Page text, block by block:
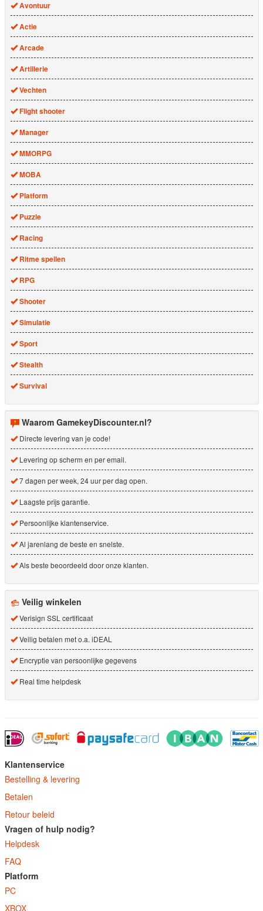
Avontuur
Actie
Arcade
Artillerie
Vechten
Flight shooter
Manager
MMORPG
MOBA
Platform
Puzzle
Racing
Ritme spellen
RPG
Shooter
Simulatie
Sport
Stealth
Survival
Waarom GamekeyDiscounter.nl?
Directe levering van je code!
Levering op scherm en per email.
7 dagen per week, 24 uur per dag open.
Laagste prijs garantie.
Persoonlijke klantenservice.
Al jarenlang de beste en snelste.
Als beste beoordeeld door onze klanten.
Veilig winkelen
Verisign SSL certificaat
Veilig betalen met o.a. iDEAL
Encryptie van persoonlijke gegevens
Real time helpdesk
Klantenservice
Bestelling & levering
Betalen
Retour beleid
Vragen of hulp nodig?
Helpdesk
FAQ
Platform
PC
XBOX